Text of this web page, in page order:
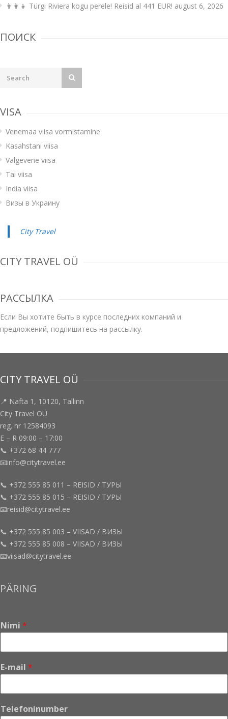
👨‍👩‍👧 Türgi Riviera kogu perele! Reisid al 441 EUR! august 6, 2026
ПОИСК
VISA
Venemaa viisa vormistamine
Kasahstani viisa
Valgevene viisa
Tai viisa
India viisa
Визы в Украину
City Travel
CITY TRAVEL OÜ
РАССЫЛКА
Если Вы хотите быть в курсе последних компаний и
предложений, подпишитесь на рассылку.
CITY TRAVEL OÜ
📍 Nafta 1, 10120, Tallinn
City Travel OÜ
reg. nr 12584093
E – R 09:00 – 17:00
📞 +372 68 44 777
📧info@citytravel.ee
📞 +372 555 85 011 – REISID / ТУРЫ
📞 +372 555 85 015 – REISID / ТУРЫ
📧reisid@citytravel.ee
📞 +372 555 85 003 – VIISAD / ВИЗЫ
📞 +372 555 85 008 – VIISAD / ВИЗЫ
📧viisad@citytravel.ee
PÄRING
Nimi *
E-mail *
Telefoninumber